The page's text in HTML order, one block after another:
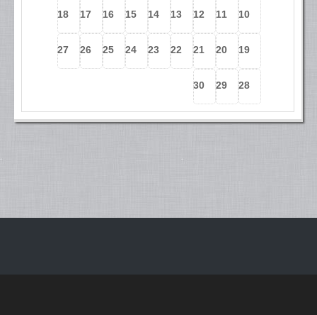
10
11
12
13
14
15
16
17
18
19
20
21
22
23
24
25
26
27
28
29
30